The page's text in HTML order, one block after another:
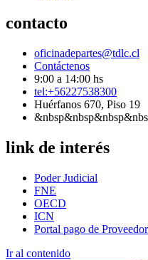
contacto
oficinadepartes@tdlc.cl
Contáctenos
9:00 a 14:00 hs
tel:+56227538300
Huérfanos 670, Piso 19
link de interés
Poder Judicial
FNE
OECD
ICN
Portal pago de
Ir al contenido